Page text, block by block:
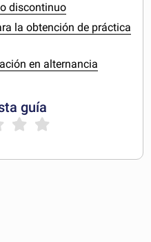
discontinuo
la obtención de práctica
en alternancia
guía